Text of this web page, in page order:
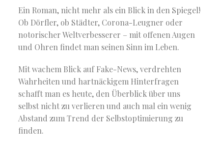
Ein Roman, nicht mehr als ein Blick in den Spiegel!
Ob Dörfler, ob Städter, Corona-Leugner oder
notorischer Weltverbesserer – mit offenen Augen
und Ohren findet man seinen Sinn im Leben.
Mit wachem Blick auf Fake-News, verdrehten
Wahrheiten und hartnäckigem Hinterfragen
schafft man es heute, den Überblick über uns
selbst nicht zu verlieren und auch mal ein wenig
Abstand zum Trend der Selbstoptimierung zu
finden.